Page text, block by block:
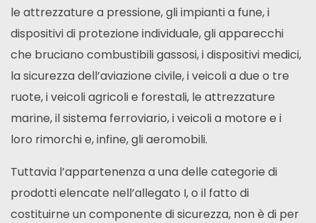
le attrezzature a pressione, gli impianti a fune, i
dispositivi di protezione individuale, gli apparecchi
che bruciano combustibili gassosi, i dispositivi medici,
la sicurezza dell’aviazione civile, i veicoli a due o tre
ruote, i veicoli agricoli e forestali, le attrezzature
marine, il sistema ferroviario, i veicoli a motore e i
loro rimorchi e, infine, gli aeromobili.
Tuttavia l’appartenenza a una delle categorie di
prodotti elencate nell’allegato I, o il fatto di
costituirne un componente di sicurezza, non è di per